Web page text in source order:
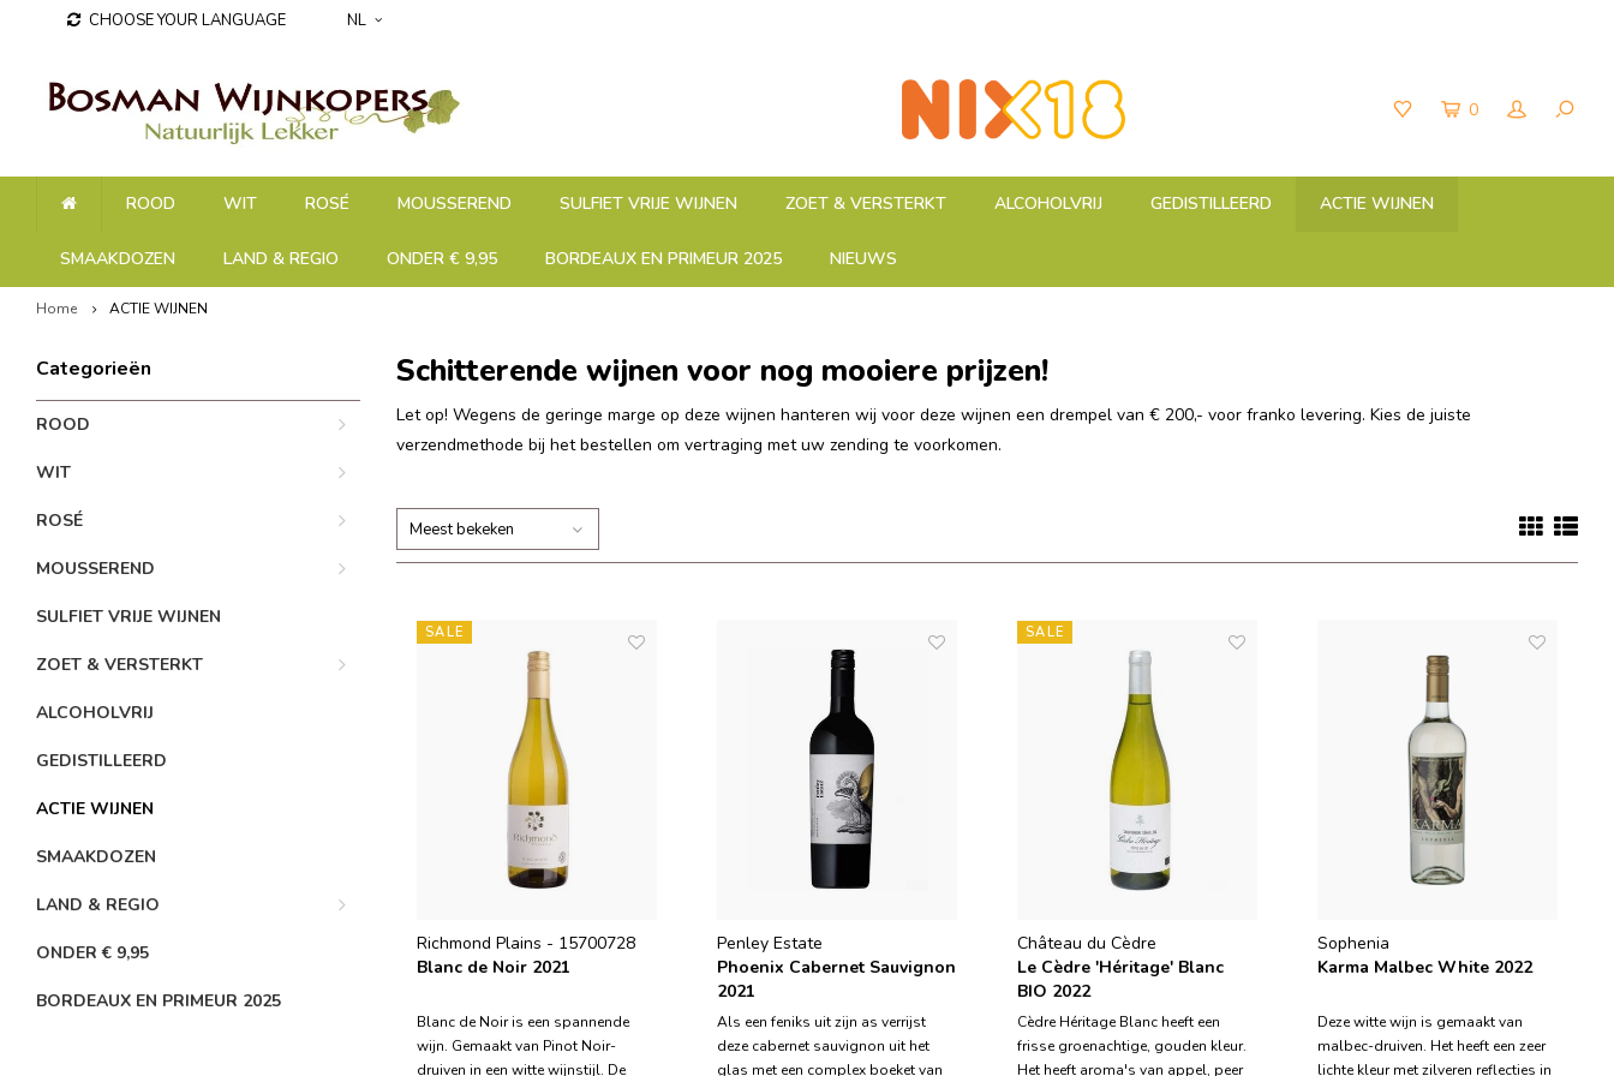
CHOOSE YOUR LANGUAGE NL
0
ROOD WIT ROSÉ MOUSSEREND SULFIET VRIJE WIJNEN ZOET & VERSTERKT ALCOHOLVRIJ GEDISTILLEERD ACTIE WIJNEN
SMAAKDOZEN LAND & REGIO ONDER € 9,95 BORDEAUX EN PRIMEUR 2025 NIEUWS
Home ACTIE WIJNEN
Categorieën
ROOD
WIT
ROSÉ
MOUSSEREND
SULFIET VRIJE WIJNEN
ZOET & VERSTERKT
ALCOHOLVRIJ
GEDISTILLEERD
ACTIE WIJNEN
SMAAKDOZEN
LAND & REGIO
ONDER € 9,95
BORDEAUX EN PRIMEUR 2025
Schitterende wijnen voor nog mooiere prijzen!
Let op! Wegens de geringe marge op deze wijnen hanteren wij voor deze wijnen een drempel van € 200,- voor franko levering. Kies de juiste
verzendmethode bij het bestellen om vertraging met uw zending te voorkomen.
Meest bekeken
SALE
Richmond Plains - 15700728
Blanc de Noir 2021
Blanc de Noir is een spannende
wijn. Gemaakt van Pinot Noir-
druiven in een witte wijnstijl. De
Penley Estate
Phoenix Cabernet Sauvignon
2021
Als een feniks uit zijn as verrijst
deze cabernet sauvignon uit het
glas met een complex boeket van
SALE
Château du Cèdre
Le Cèdre 'Héritage' Blanc
BIO 2022
Cèdre Héritage Blanc heeft een
frisse groenachtige, gouden kleur.
Het heeft aroma's van appel, peer
Sophenia
Karma Malbec White 2022
Deze witte wijn is gemaakt van
malbec-druiven. Het heeft een zeer
lichte kleur met zilveren reflecties in